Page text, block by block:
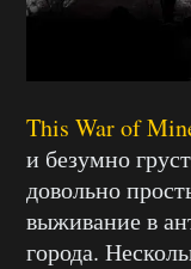
This War of
и безумно
довольно
выживание в
города.